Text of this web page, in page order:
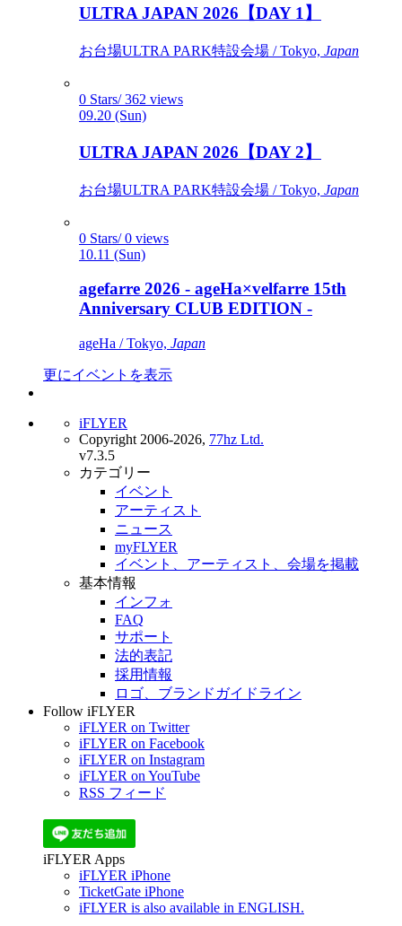
ULTRA JAPAN 2026【DAY 1】
お台場ULTRA PARK特設会場 / Tokyo, Japan
0 Stars/ 362 views
09.20 (Sun)
ULTRA JAPAN 2026【DAY 2】
お台場ULTRA PARK特設会場 / Tokyo, Japan
0 Stars/ 0 views
10.11 (Sun)
agefarre 2026 - ageHa×velfarre 15th
Anniversary CLUB EDITION -
ageHa / Tokyo, Japan
更にイベントを表示
iFLYER
Copyright 2006-2026, 77hz Ltd.
v7.3.5
カテゴリー
イベント
アーティスト
ニュース
myFLYER
イベント、アーティスト、会場を掲載
基本情報
インフォ
FAQ
サポート
法的表記
採用情報
ロゴ、ブランドガイドライン
Follow iFLYER
iFLYER on Twitter
iFLYER on Facebook
iFLYER on Instagram
iFLYER on YouTube
RSS フィード
iFLYER Apps
iFLYER iPhone
TicketGate iPhone
iFLYER is also available in ENGLISH.